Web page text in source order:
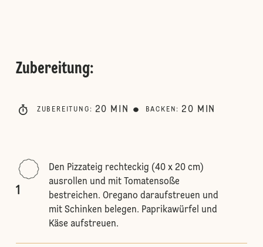
Zubereitung:
ZUBEREITUNG : 20 MIN BACKEN : 20 MIN
1
Den Pizzateig rechteckig (40 x 20 cm)
ausrollen und mit Tomatensoße
bestreichen. Oregano daraufstreuen und
mit Schinken belegen. Paprikawürfel und
Käse aufstreuen.